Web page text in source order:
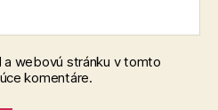
a webovú stránku v tomto
komentáre.